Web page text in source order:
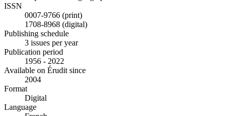
ISSN
0007-9766 (print)
1708-8968 (digital)
Publishing schedule
3 issues per year
Publication period
1956 - 2022
Available on Érudit since
2004
Format
Digital
Language